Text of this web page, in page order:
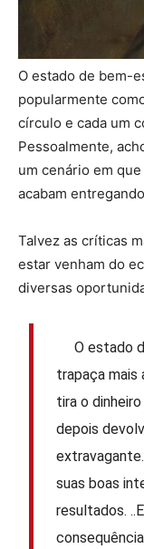
O estado de bem-
popularmente
círculo e cada um
Pessoalmente,
um cenário em
acabam
Talvez as críticas
estar venham do
diversas
O estado
trapaça mais
tira o
depois
suas boas
resultados.